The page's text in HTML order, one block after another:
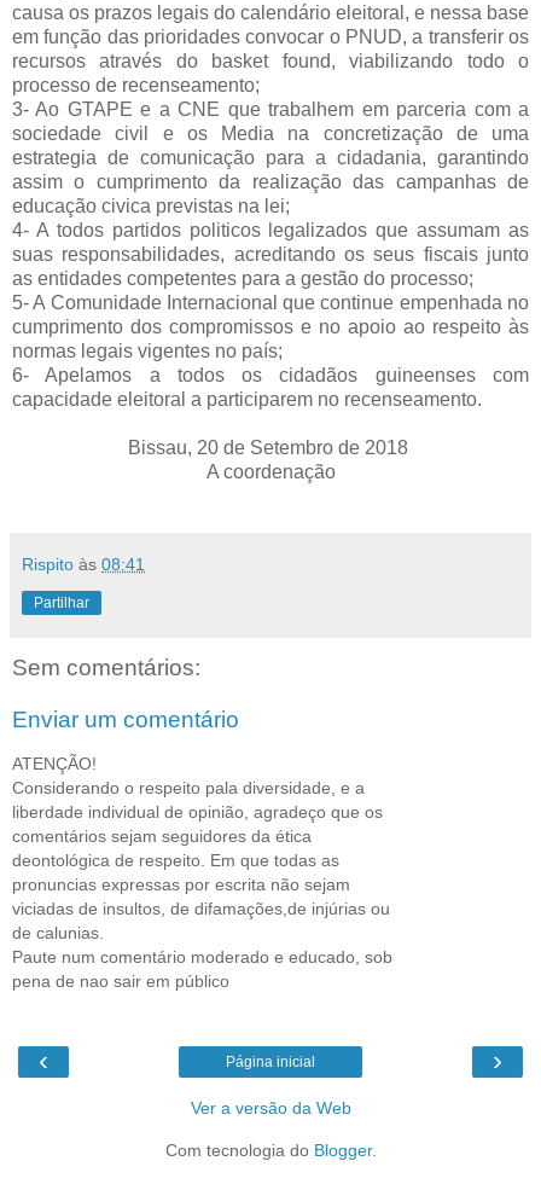
causa os prazos legais do calendário eleitoral, e nessa base
em função das prioridades convocar o PNUD, a transferir os
recursos através do basket found, viabilizando todo o
processo de recenseamento;
3- Ao GTAPE e a CNE que trabalhem em parceria com a
sociedade civil e os Media na concretização de uma
estrategia de comunicação para a cidadania, garantindo
assim o cumprimento da realização das campanhas de
educação civica previstas na lei;
4- A todos partidos politicos legalizados que assumam as
suas responsabilidades, acreditando os seus fiscais junto
as entidades competentes para a gestão do processo;
5- A Comunidade Internacional que continue empenhada no
cumprimento dos compromissos e no apoio ao respeito às
normas legais vigentes no país;
6- Apelamos a todos os cidadãos guineenses com
capacidade eleitoral a participarem no recenseamento.
Bissau, 20 de Setembro de 2018
A coordenação
Rispito às 08:41
Partilhar
Sem comentários:
Enviar um comentário
ATENÇÃO!
Considerando o respeito pala diversidade, e a
liberdade individual de opinião, agradeço que os
comentários sejam seguidores da ética
deontológica de respeito. Em que todas as
pronuncias expressas por escrita não sejam
viciadas de insultos, de difamações,de injúrias ou
de calunias.
Paute num comentário moderado e educado, sob
pena de nao sair em público
‹ ›
Página inicial
Ver a versão da Web
Com tecnologia do Blogger.